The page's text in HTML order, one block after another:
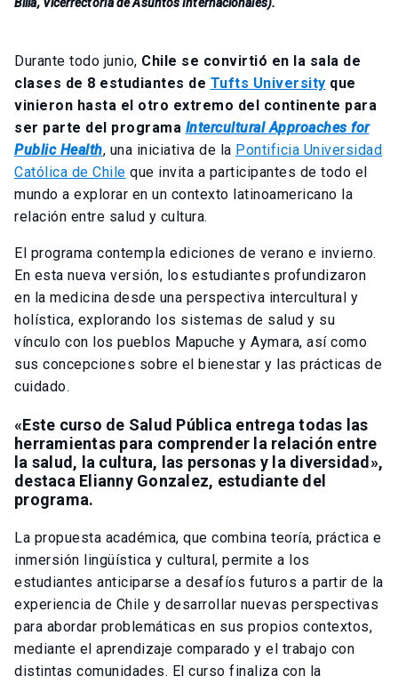
Durante todo junio, Chile se convirtió en la sala de
clases de 8 estudiantes de Tufts University que
vinieron hasta el otro extremo del continente para
ser parte del programa Intercultural Approaches for
Public Health, una iniciativa de la Pontificia Universidad
Católica de Chile que invita a participantes de todo el
mundo a explorar en un contexto latinoamericano la
relación entre salud y cultura.
El programa contempla ediciones de verano e invierno.
En esta nueva versión, los estudiantes profundizaron
en la medicina desde una perspectiva intercultural y
holística, explorando los sistemas de salud y su
vínculo con los pueblos Mapuche y Aymara, así como
sus concepciones sobre el bienestar y las prácticas de
cuidado.
«Este curso de Salud Pública entrega todas las
herramientas para comprender la relación entre
la salud, la cultura, las personas y la diversidad»,
destaca Elianny Gonzalez, estudiante del
programa.
La propuesta académica, que combina teoría, práctica e
inmersión lingüística y cultural, permite a los
estudiantes anticiparse a desafíos futuros a partir de la
experiencia de Chile y desarrollar nuevas perspectivas
para abordar problemáticas en sus propios contextos,
mediante el aprendizaje comparado y el trabajo con
distintas comunidades. El curso finaliza con la